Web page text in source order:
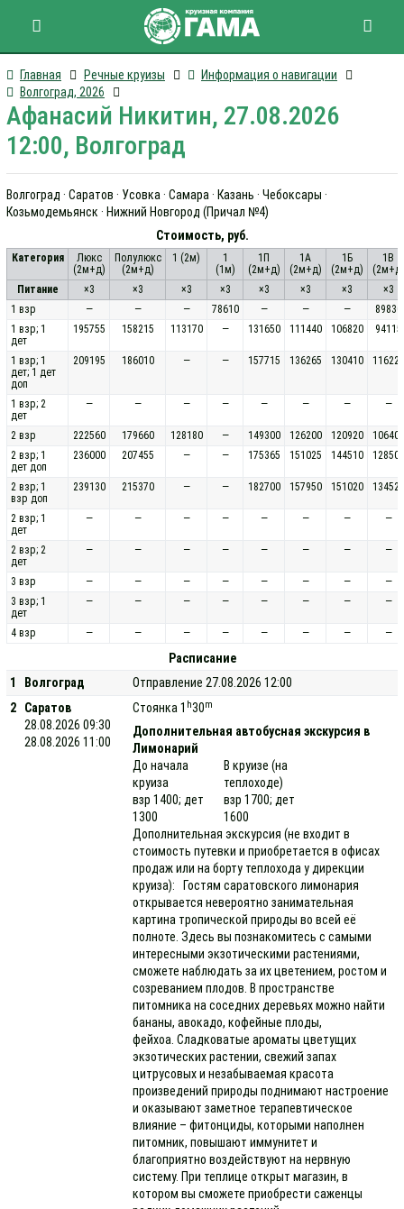
Главная Речные круизы
Информация о навигации
Волгоград, 2026
Афанасий Никитин, 27.08.2026
12:00, Волгоград
Волгоград · Саратов · Усовка · Самара · Казань · Чебоксары ·
Козьмодемьянск · Нижний Новгород (Причал №4)
Стоимость, руб.
Категория
Люкс
(2м+д)
Полулюкс
(2м+д)
1 (2м)
1
(1м)
1П
(2м+д)
1А
(2м+д)
1Б
(2м+д)
1В
(2м+д)
Питание
×3 ×3 ×3 ×3 ×3 ×3 ×3
×3
1 взр
— — — 78610 — — —
89830
1 взр; 1
дет
195755 158215 113170 — 131650 111440 106820 94115
1 взр; 1
дет; 1 дет
доп
209195 186010 — — 157715 136265 130410 116220
1 взр; 2
дет
— — — — — — — —
2 взр 222560 179660 128180 — 149300 126200 120920
106400
2 взр; 1
дет доп
236000 207455 — — 175365 151025 144510 128505
2 взр; 1
взр доп
239130 215370 — — 182700 157950 151020 134520
2 взр; 1
дет
— — — — — — — —
2 взр; 2
дет
— — — — — — — —
3 взр — — — — — — —
—
3 взр; 1
дет
— — — — — — — —
4 взр — — — — — — — —
Расписание
1
Волгоград
Отправление 27.08.2026 12:00
2
Саратов
28.08.2026 09:30
28.08.2026 11:00
Стоянка 1 h30m
Дополнительная автобусная экскурсия в
Лимонарий
До начала
круиза
взр 1400; дет
1300
В круизе (на
теплоходе)
взр 1700; дет
1600
Дополнительная экскурсия (не входит в
стоимость путевки и приобретается в офисах
продаж или на борту теплохода у дирекции
круиза): Гостям саратовского лимонария
открывается невероятно занимательная
картина тропической природы во всей её
полноте. Здесь вы познакомитесь с самыми
интересными экзотическими растениями,
сможете наблюдать за их цветением, ростом и
созреванием плодов. В пространстве
питомника на соседних деревьях можно найти
бананы, авокадо, кофейные плоды,
фейхоа. Сладковатые ароматы цветущих
экзотических растении, свежий запах
цитрусовых и незабываемая красота
произведений природы поднимают настроение
и оказывают заметное терапевтическое
влияние – фитонциды, которыми наполнен
питомник, повышают иммунитет и
благоприятно воздействуют на нервную
систему. При теплице открыт магазин, в
котором вы сможете приобрести саженцы